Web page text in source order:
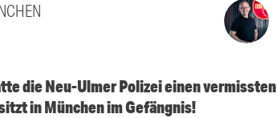
die Neu-Ulmer Polizei einen vermissten
in München im Gefängnis!